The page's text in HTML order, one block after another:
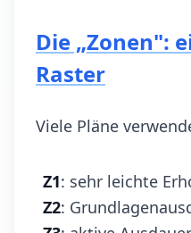
Die „Zonen":
Raster
Viele Pläne
Z1: sehr leichte
Z2: